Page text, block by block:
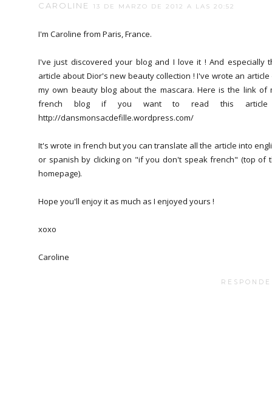
CAROLINE 13 DE MARZO DE 2012 A LAS 20:52
I'm Caroline from Paris, France.
I've just discovered your blog and I love it ! And especially
article about Dior's new beauty collection ! I've wrote an article
my own beauty blog about the mascara. Here is the link of
french blog if you want to read this
http://dansmonsacdefille.wordpress.com/
It's wrote in french but you can translate all the article into
or spanish by clicking on "if you don't speak french" (top of
homepage).
Hope you'll enjoy it as much as I enjoyed yours !
xoxo
Caroline